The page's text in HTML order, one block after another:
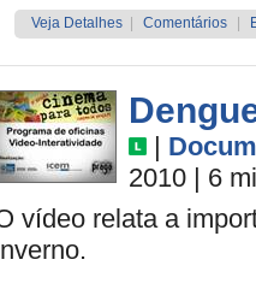
Veja Detalhes Comentários
|
2010 | 6
vídeo relata a